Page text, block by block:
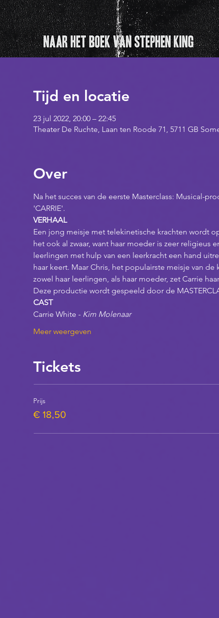
Tijd en locatie
23 jul 2022, 20:00 – 22:45
Theater De Ruchte, Laan ten Roode 71, 5711 GB
Over
Na het succes van de eerste Masterclass: Musical-
'CARRIE'.
VERHAAL
Een jong meisje met telekinetische krachten wordt
het ook al zwaar, want haar moeder is zeer
leerlingen met hulp van een leerkracht een hand
haar keert. Maar Chris, het populairste meisje van
zowel haar leerlingen, als haar moeder, zet Carrie
Deze productie wordt gespeeld door de
CAST
Carrie White - Kim Molenaar
Meer weergeven
Tickets
Prijs
€ 18,50